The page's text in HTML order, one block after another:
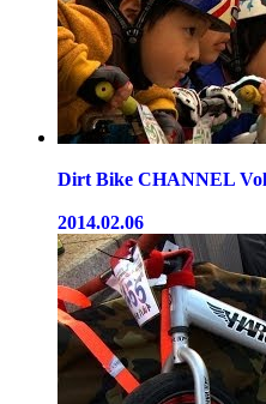
Dirt Bike CHANNEL
2014.02.06